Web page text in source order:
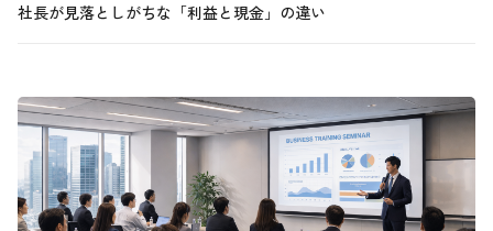
社長が見落としがちな「利益と現金」の違い